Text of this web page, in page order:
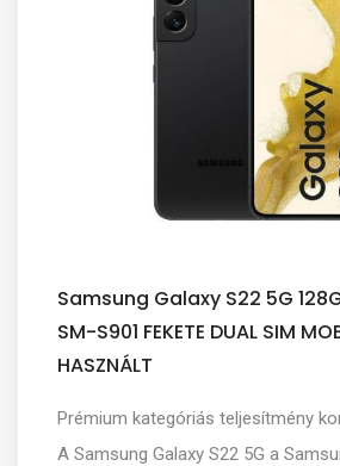
Samsung Galaxy S22 5G
SM-S901 FEKETE DUAL SIM
HASZNÁLT
Prémium kategóriás teljesítmény
A Samsung Galaxy S22 5G a